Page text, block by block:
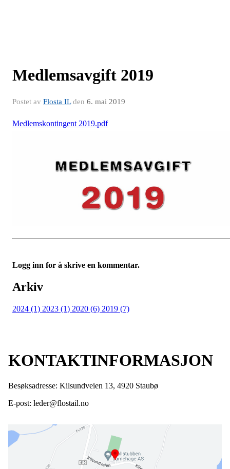
Medlemsavgift 2019
Postet av Flosta ILden 6. mai 2019
Medlemskontingent 2019.pdf
Logg inn for å skrive en kommentar.
Arkiv
2024 (1) 2023 (1) 2020 (6) 2019 (7)
KONTAKTINFORMASJON
Besøksadresse: Kilsundveien 13, 4920 Staubø
E-post: leder@flostail.no